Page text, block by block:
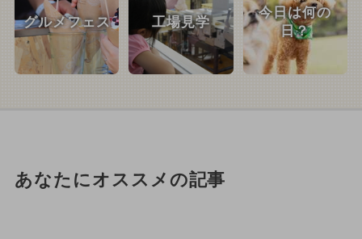
グルメフェス 工場見学
今日は何の
日？
あなたにオススメの記事